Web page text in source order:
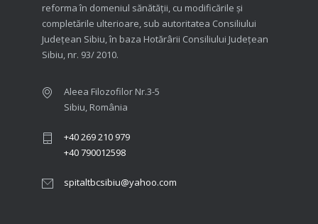
reforma în domeniul sănătăţii, cu modificările şi
completările ulterioare, sub autoritatea Consiliului
Judeţean Sibiu, în baza Hotărârii Consiliului Judeţean
Sibiu, nr. 93/ 2010.
Aleea Filozofilor Nr.3-5
Sibiu, România
+40 269 210 979
+40 790012598
spitaltbcsibiu@yahoo.com